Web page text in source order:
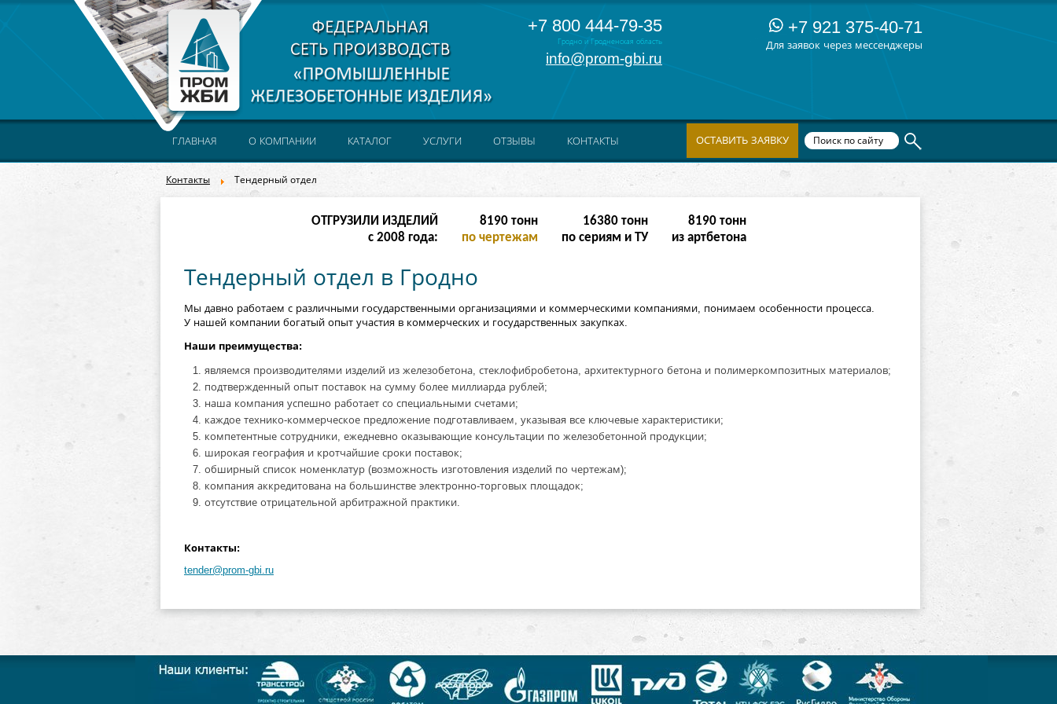
+7 800 444-79-35
Гродно и Гродненская область
info@prom-gbi.ru
+7 921 375-40-71
Для заявок через мессенджеры
Контакты Тендерный отдел
ГЛАВНАЯ О КОМПАНИИ КАТАЛОГ УСЛУГИ ОТЗЫВЫ КОНТАКТЫ ОСТАВИТЬ ЗАЯВКУ
ОТГРУЗИЛИ ИЗДЕЛИЙ
с 2008 года:
8190тонн
по чертежам
16380тонн
по сериям и ТУ
8190тонн
из артбетона
Тендерный отдел в Гродно
Мы давно работаем с различными государственными организациями и коммерческими компаниями, понимаем особенности процесса.
У нашей компании богатый опыт участия в коммерческих и государственных закупках.
Наши преимущества:
являемся производителями изделий из железобетона, стеклофибробетона, архитектурного бетона и полимеркомпозитных материалов;
подтвержденный опыт поставок на сумму более миллиарда рублей;
наша компания успешно работает со специальными счетами;
каждое технико-коммерческое предложение подготавливаем, указывая все ключевые характеристики;
компетентные сотрудники, ежедневно оказывающие консультации по железобетонной продукции;
широкая география и кротчайшие сроки поставок;
обширный список номенклатур (возможность изготовления изделий по чертежам);
компания аккредитована на большинстве электронно-торговых площадок;
отсутствие отрицательной арбитражной практики.
Контакты:
tender@prom-gbi.ru